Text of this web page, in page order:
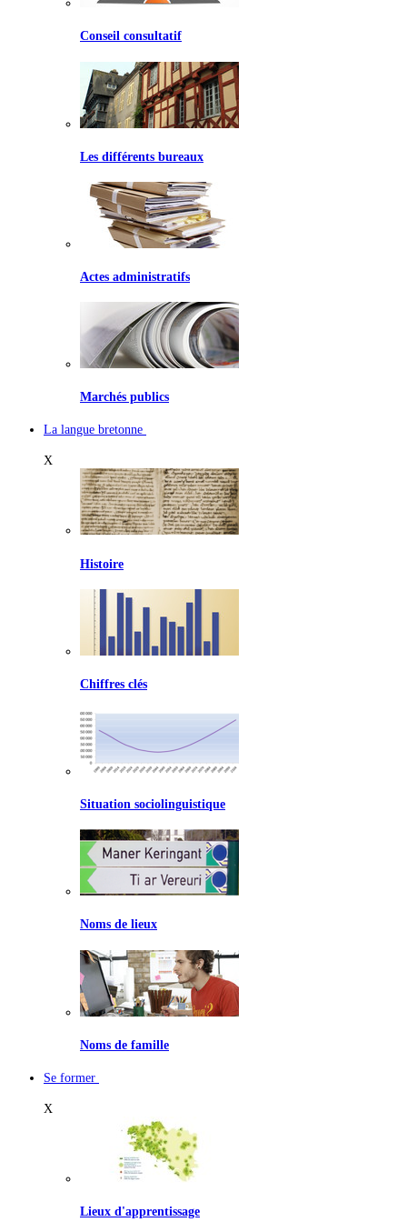
Conseil consultatif
Les différents bureaux
Actes administratifs
Marchés publics
La langue bretonne
X
Histoire
Chiffres clés
Situation sociolinguistique
Noms de lieux
Noms de famille
Se former
X
Lieux d'apprentissage